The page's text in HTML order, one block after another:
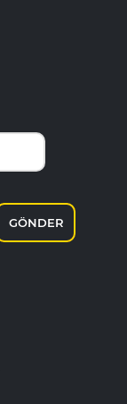
GÖNDER